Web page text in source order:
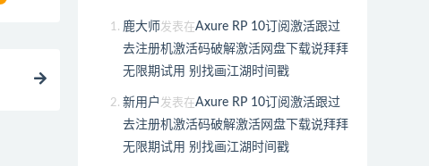
鹿大师发表在Axure RP 10订阅激活跟过
去注册机激活码破解激活网盘下载说拜拜
无限期试用 别找画江湖时间戳
新用户 发表在Axure RP 10订阅激活跟过
去注册机激活码破解激活网盘下载说拜拜
无限期试用 别找画江湖时间戳